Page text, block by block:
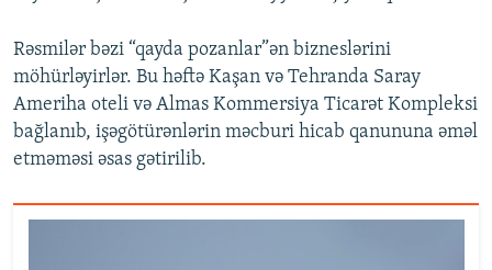
Rəsmilər bəzi “qayda pozanlar”ən bizneslərini
möhürləyirlər. Bu həftə Kaşan və Tehranda Saray
Ameriha oteli və Almas Kommersiya Ticarət Kompleksi
bağlanıb, işəgötürənlərin məcburi hicab qanununa əməl
etməməsi əsas gətirilib.